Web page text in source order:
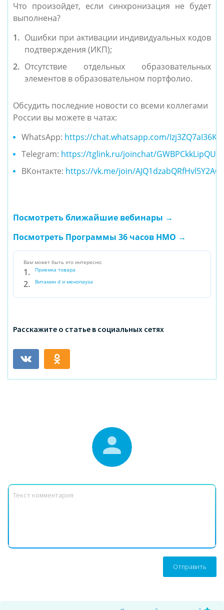
Что произойдет, если синхронизация не будет
выполнена?
Ошибки при активации индивидуальных кодов
подтверждения (ИКП);
Отсутствие отдельных образовательных
элементов в образовательном портфолио.
Обсудить последние новости со всеми коллегами
России вы можете в чатах:
WhatsApp: https://chat.whatsapp.com/
Telegram: https://tglink.ru/joinchat/
ВКонтакте: https://vk.me/join/
Посмотреть ближайшие вебинары →
Посмотреть Программы 36 часов НМО →
Вам может быть это интересно:
Приемка товара
Витамин d и менопауза
Расскажите о статье в социальных сетях
Отправить